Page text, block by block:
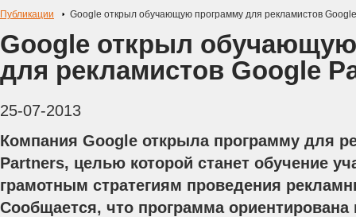
Публикации Google открыл обучающую программу для рекламистов
Google открыл
для рекламистов Google
25-07-2013
Компания Google открыла программу для
Partners, целью которой станет обучение
грамотным стратегиям проведения
Сообщается, что программа ориентирована